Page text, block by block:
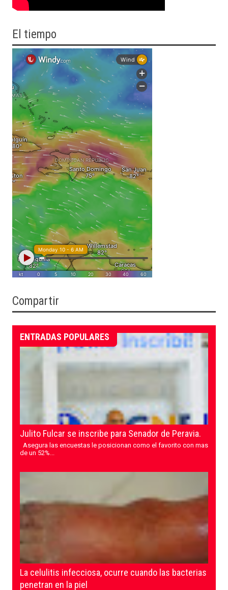
El tiempo
Compartir
ENTRADAS POPULARES
Julito Fulcar se inscribe para Senador de Peravia.
Asegura las encuestas le posicionan como el favorito con mas
de un 52%...
La celulitis infecciosa, ocurre cuando las bacterias
penetran en la piel